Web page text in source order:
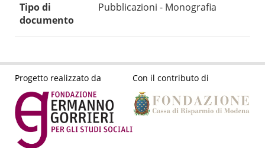
Tipo di
documento
Pubblicazioni - Monografia
Progetto realizzato da Con il contributo di